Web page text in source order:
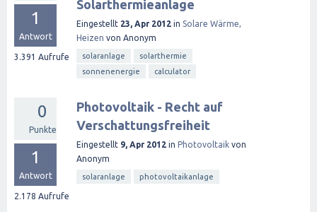
1
Antwort
3.391 Aufrufe
Solarthermieanlage
Eingestellt 23, Apr 2012 in Solare Wärme,
Heizen von Anonym
solaranlage
solarthermie
sonnenenergie
calculator
0
Punkte
1
Antwort
2.178 Aufrufe
Photovoltaik - Recht auf
Verschattungsfreiheit
Eingestellt 9, Apr 2012 in Photovoltaik von
Anonym
solaranlage photovoltaikanlage